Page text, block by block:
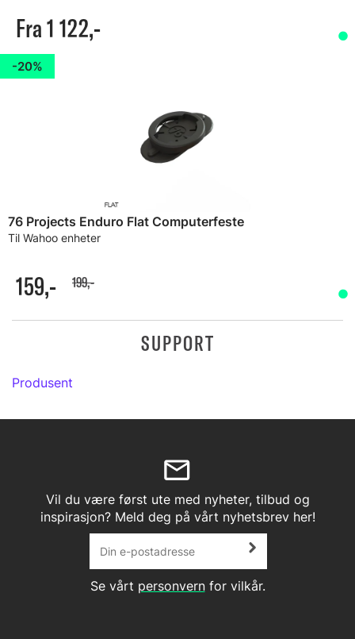
Fra 1 122,-
20%
76 Projects Enduro Flat Computerfeste
Til Wahoo enheter
159,- 199,-
SUPPORT
Produsent
Vil du være først ute med nyheter, tilbud og
inspirasjon? Meld deg på vårt nyhetsbrev her!
Se vårt personvernfor vilkår.